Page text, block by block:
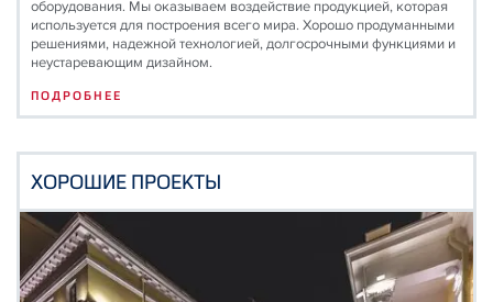
оборудования. Мы оказываем воздействие продукцией, которая
используется для построения всего мира. Хорошо продуманными
решениями, надежной технологией, долгосрочными функциями и
неустаревающим дизайном.
ПОДРОБНЕЕ
ХОРОШИЕ ПРОЕКТЫ